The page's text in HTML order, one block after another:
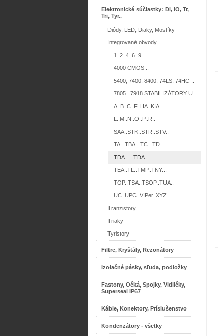
Elektronické súčiastky: Di, IO, Tr,
Tri, Tyr..
Diódy, LED, Diaky, Mostíky
Integrované obvody
1..2..4..6..9..
4000 CMOS ..
5400, 7400, 8400, 74LS, 74HC ..
7805...7918 STABILIZÁTORY U.
A..B..C..F..HA..KIA
L..M..N..O..P..R..
SAA..STK..STR..STV..
TA...TBA...TC...TD
TDA .....TDA
TEA..TL..TMP..TNY...
TOP..TSA..TSOP..TUA..
UC..UPC..VIPer..XYZ
Tranzistory
Triaky
Tyristory
Filtre, Kryštály, Rezonátory
Izolačné pásky, sľuda, podložky
Fastony, Očká, Spojky, Vidličky,
Superseal IP67
Káble, Konektory, Príslušenstvo
Kondenzátory - všetky